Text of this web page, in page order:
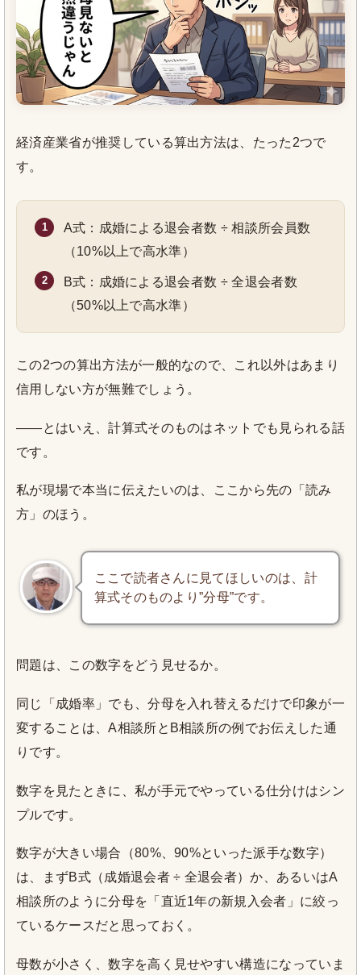
経済産業省が推奨している算出方法は、たった2つで
す。
A式：成婚による退会者数 ÷ 相談所会員数
（10%以上で高水準）
B式：成婚による退会者数 ÷ 全退会者数
（50%以上で高水準）
この2つの算出方法が一般的なので、これ以外はあまり
信用しない方が無難でしょう。
——とはいえ、計算式そのものはネットでも見られる話
です。
私が現場で本当に伝えたいのは、ここから先の「読み
方」のほう。
ここで読者さんに見てほしいのは、計
算式そのものより”分母”です。
問題は、この数字をどう見せるか。
同じ「成婚率」でも、分母を入れ替えるだけで印象が一
変することは、A相談所とB相談所の例でお伝えした通
りです。
数字を見たときに、私が手元でやっている仕分けはシン
プルです。
数字が大きい場合（80%、90%といった派手な数字）
は、まずB式（成婚退会者 ÷ 全退会者）か、あるいはA
相談所のように分母を「直近1年の新規入会者」に絞っ
ているケースだと思っておく。
母数が小さく、数字を高く見せやすい構造になっていま